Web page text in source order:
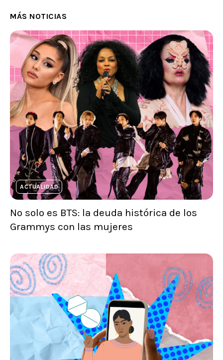
MÁS NOTICIAS
ACTUALIDAD
No solo es BTS: la deuda histórica de los
Grammys con las mujeres